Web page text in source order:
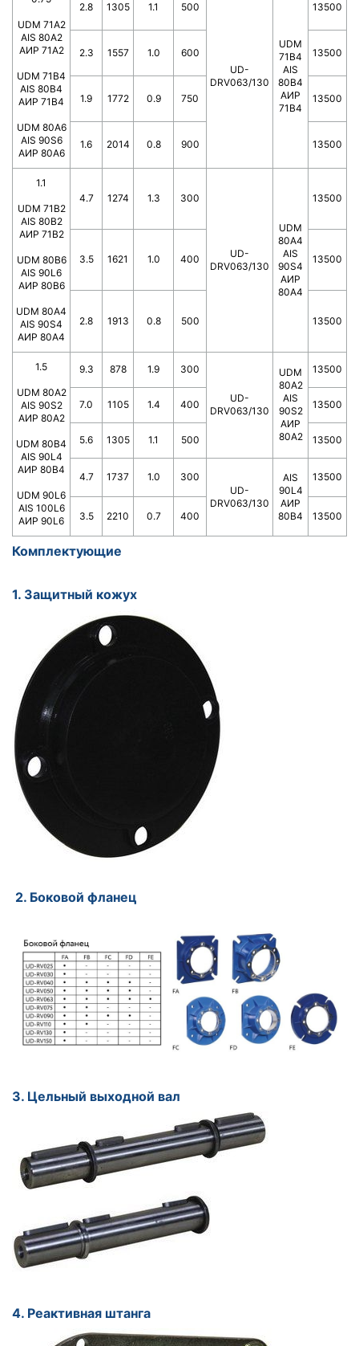
UDM 71A2
AIS 80A2
АИР 71А2
UDM 71B4
AIS 80B4
АИР 71В4
UDM 80A6
AIS 90S6
АИР 80А6
2.8 1305 1.1 500
UD-
DRV063/130
UDM
71B4
AIS
80B4
АИР
71В4
13500
2.3 1557 1.0 600 13500
1.9 1772 0.9 750 13500
1.6 2014 0.8 900 13500
1.1
UDM 71B2
AIS 80B2
АИР 71В2
UDM 80B6
AIS 90L6
АИР 80В6
UDM 80A4
AIS 90S4
АИР 80А4
4.7 1274 1.3 300
UD-
DRV063/130
UDM
80A4
AIS
90S4
АИР
80А4
13500
3.5 1621 1.0 400 13500
2.8 1913 0.8 500 13500
1.5
UDM 80A2
AIS 90S2
АИР 80А2
UDM 80B4
AIS 90L4
АИР 80В4
UDM 90L6
AIS 100L6
АИР 90L6
9.3 878 1.9 300
UD-
DRV063/130
UDM
80A2
AIS
90S2
АИР
80А2
13500
7.0 1105 1.4 400 13500
5.6 1305 1.1 500 13500
4.7 1737 1.0
300
UD-
DRV063/130
AIS
90L4
АИР
80В4
13500
3.5 2210 0.7 400 13500
Комплектующие
1. Защитный кожух
2. Боковой фланец
3. Цельный выходной вал
4. Реактивная штанга